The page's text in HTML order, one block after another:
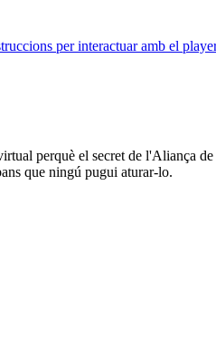
per interactuar amb el
perquè el secret de l'Aliança
que ningú pugui aturar-lo.